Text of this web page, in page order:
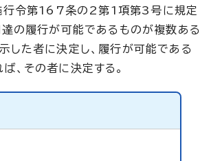
行令第167条の2第1項第3号に規定
の履行が可能であるものが複数ある
した者に決定し、履行が可能である
、その者に決定する。